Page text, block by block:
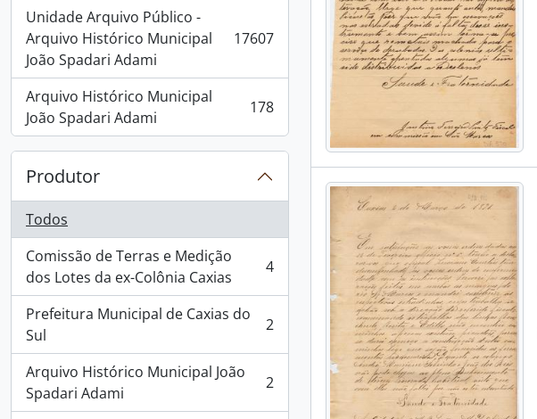
Unidade Arquivo Público -
Arquivo Histórico Municipal
João Spadari Adami
, 17607 resultados 17607
Arquivo Histórico Municipal
João Spadari Adami
, 178 resultados 178
Produtor
Todos
Comissão de Terras e Medição
dos Lotes da ex-Colônia Caxias
, 4 resultados 4
Prefeitura Municipal de Caxias do
Sul
, 2 resultados 2
Arquivo Histórico Municipal João
Spadari Adami
, 2 resultados 2